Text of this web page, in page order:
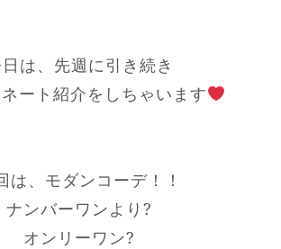
は、先週に引き続き
ート紹介をしちゃいます
は、モダンコーデ！！
ナンバーワンより?
オンリーワン?